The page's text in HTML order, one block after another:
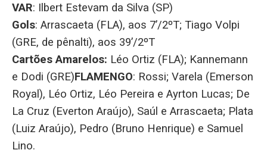
VAR: Ilbert Estevam da Silva (SP)
Gols: Arrascaeta (FLA), aos 7’/2ºT; Tiago Volpi
(GRE, de pênalti), aos 39’/2ºT
Cartões Amarelos: Léo Ortiz (FLA); Kannemann
e Dodi (GRE)FLAMENGO: Rossi; Varela (Emerson
Royal), Léo Ortiz, Léo Pereira e Ayrton Lucas; De
La Cruz (Everton Araújo), Saúl e Arrascaeta; Plata
(Luiz Araújo), Pedro (Bruno Henrique) e Samuel
Lino.